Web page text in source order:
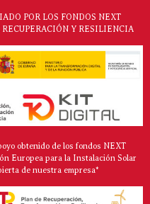
POR LOS FONDOS NEXT
Y RESILIENCIA
obtenido de los fondos NEXT
Europea para la Instalación Solar
de nuestra empresa*